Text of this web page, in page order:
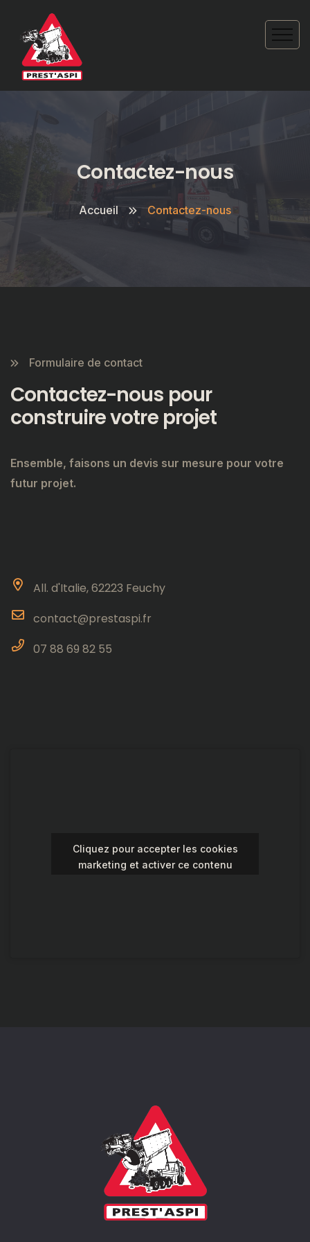
Contactez-nous
Accueil Contactez-nous
Formulaire de contact
Contactez-nous pour
construire votre projet
Ensemble, faisons un devis sur mesure pour votre
futur projet.
All. d'Italie, 62223 Feuchy
contact@prestaspi.fr
07 88 69 82 55
Cliquez pour accepter les cookies
marketing et activer ce contenu